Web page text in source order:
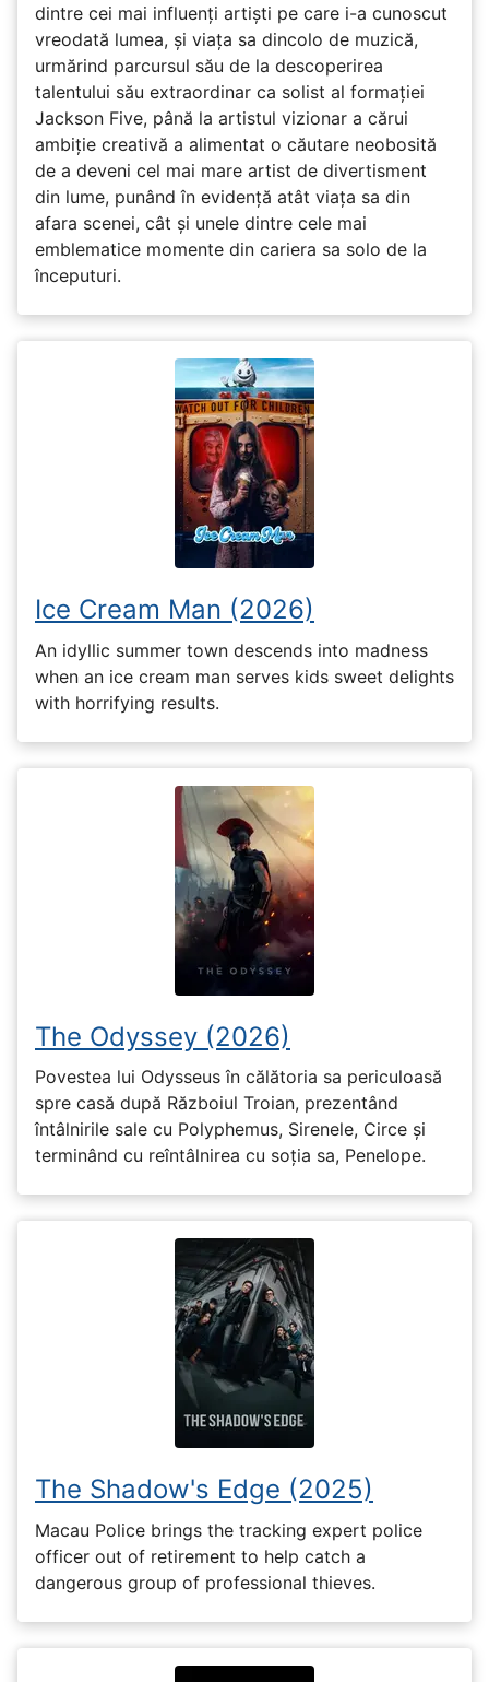
dintre cei mai influenți artiști pe care i-a cunoscut
vreodată lumea, și viața sa dincolo de muzică,
urmărind parcursul său de la descoperirea
talentului său extraordinar ca solist al formației
Jackson Five, până la artistul vizionar a cărui
ambiție creativă a alimentat o căutare neobosită
de a deveni cel mai mare artist de divertisment
din lume, punând în evidență atât viața sa din
afara scenei, cât și unele dintre cele mai
emblematice momente din cariera sa solo de la
începuturi.
Ice Cream Man (2026)
An idyllic summer town descends into madness
when an ice cream man serves kids sweet delights
with horrifying results.
The Odyssey (2026)
Povestea lui Odysseus în călătoria sa periculoasă
spre casă după Războiul Troian, prezentând
întâlnirile sale cu Polyphemus, Sirenele, Circe și
terminând cu reîntâlnirea cu soția sa, Penelope.
The Shadow's Edge (2025)
Macau Police brings the tracking expert police
officer out of retirement to help catch a
dangerous group of professional thieves.